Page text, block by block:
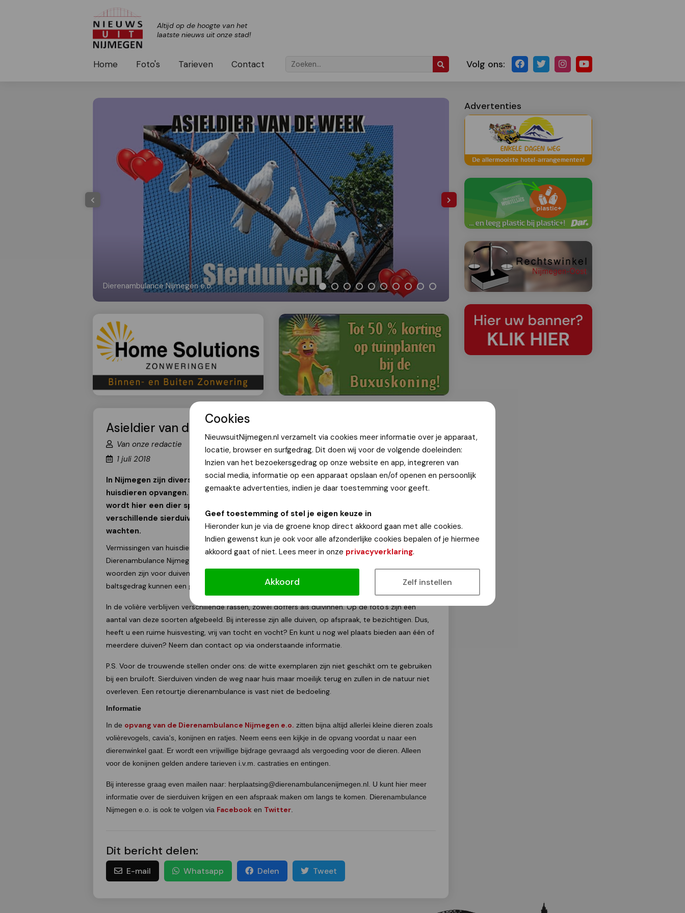
Cookies
NieuwsuitNijmegen.nl verzamelt via cookies meer informatie over je apparaat,
locatie, browser en surfgedrag. Dit doen wij voor de volgende doeleinden:
Inzien van het bezoekersgedrag op onze website en app, integreren van
social media, informatie op een apparaat opslaan en/of openen en persoonlijk
gemaakte advertenties, indien je daar toestemming voor geeft.
Geef toestemming of stel je eigen keuze in
Hieronder kun je via de groene knop direct akkoord gaan met alle cookies.
Indien gewenst kun je ook voor alle afzonderlijke cookies bepalen of je hiermee
akkoord gaat of niet. Lees meer in onze privacyverklaring.
Akkoord Zelf instellen
Altijd op de hoogte van het
laatste nieuws uit onze stad!
Home Foto's Tarieven Contact Volg ons:
Dierenambulance Nijmegen e.o.
Asieldier van de week: Sierduiven
Van onze redactie
1 juli 2018
In Nijmegen zijn diverse dierenhulporganisaties actief die verschillende soorten
huisdieren opvangen. Voor veel dieren wordt een nieuw plekje gezocht. Iedere week
wordt hier een dier speciaal onder de aandacht gebracht. Vandaag aandacht voor
verschillende sierduiven die bij de Dierenambulance op een nieuwe eigenaar
wachten.
Vermissingen van huisdieren gaan zelden over sierduiven. Toch vliegen er in een volière bij de
Dierenambulance Nijmegen e.o. tientallen duiven, die ooit een eigenaar hadden. Lieve of schattige
woorden zijn voor duiven wat moeilijker te verzinnen, maar hun bijzondere uiterlijk, badder- en
baltsgedrag kunnen een genot voor het oog zijn.
In de volière verblijven verschillende rassen, zowel doffers als duivinnen. Op de foto’s zijn een
aantal van deze soorten afgebeeld. Bij interesse zijn alle duiven, op afspraak, te bezichtigen. Dus,
heeft u een ruime huisvesting, vrij van tocht en vocht? En kunt u nog wel plaats bieden aan één of
meerdere duiven? Neem dan contact op via onderstaande informatie.
P.S. Voor de trouwende stellen onder ons: de witte exemplaren zijn niet geschikt om te gebruiken
bij een bruiloft. Sierduiven vinden de weg naar huis maar moeilijk terug en zullen in de natuur niet
overleven. Een retourtje dierenambulance is vast niet de bedoeling.
Informatie
In de opvang van de Dierenambulance Nijmegen e.o. zitten bijna altijd allerlei kleine dieren zoals
volièrevogels, cavia's, konijnen en ratjes. Neem eens een kijkje in de opvang voordat u naar een
dierenwinkel gaat. Er wordt een vrijwillige bijdrage gevraagd als vergoeding voor de dieren. Alleen
voor de konijnen gelden andere tarieven i.v.m. castraties en entingen.
Bij interesse graag even mailen naar: herplaatsing@dierenambulancenijmegen.nl. U kunt hier meer
informatie over de sierduiven krijgen en een afspraak maken om langs te komen. Dierenambulance
Nijmegen e.o. is ook te volgen via Facebook en Twitter
Dit bericht delen:
E-mail Whatsapp Delen Tweet
Advertenties